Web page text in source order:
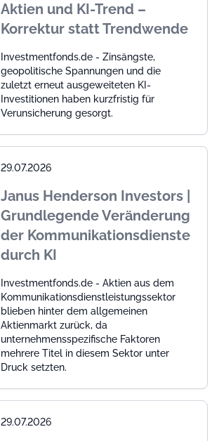
Aktien und KI-Trend –
Korrektur statt Trendwende
Investmentfonds.de - Zinsängste,
geopolitische Spannungen und die
zuletzt erneut ausgeweiteten KI-
Investitionen haben kurzfristig für
Verunsicherung gesorgt.
29.07.2026
Janus Henderson Investors |
Grundlegende Veränderung
der Kommunikationsdienste
durch KI
Investmentfonds.de - Aktien aus dem
Kommunikationsdienstleistungssektor
blieben hinter dem allgemeinen
Aktienmarkt zurück, da
unternehmensspezifische Faktoren
mehrere Titel in diesem Sektor unter
Druck setzten.
29.07.2026